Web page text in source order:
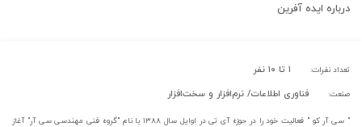
درباره ایده آفرین
تعداد نفرات: ۱ تا ۱۰ نفر
صنعت: فناوری اطلاعات/ نرم‌افزار و سخت‌افزار
" سی آر کو " فعالیت خود را در حوزه آی تی در اوایل سال ۱۳۸۸ با نام "گروه فنی مهندسی سی آر" آغاز